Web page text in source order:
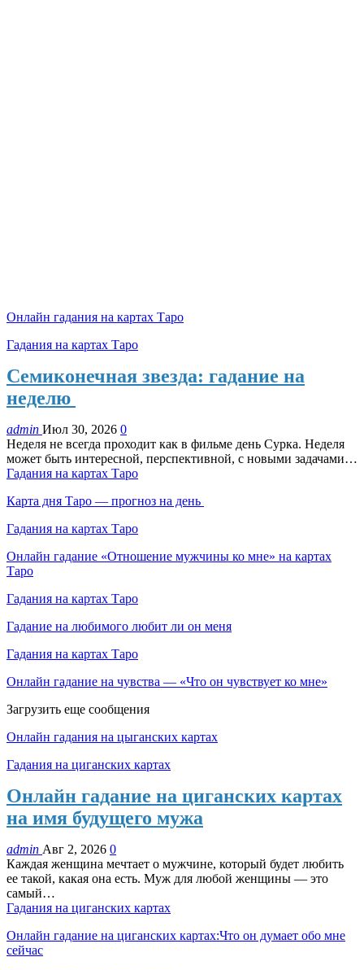
Онлайн гадания на картах Таро
Гадания на картах Таро
Семиконечная звезда: гадание на
неделю
admin Июл 30, 2026 0
Неделя не всегда проходит как в фильме день Сурка. Неделя
может быть интересной, перспективной, с новыми задачами…
Гадания на картах Таро
Карта дня Таро — прогноз на день
Гадания на картах Таро
Онлайн гадание «Отношение мужчины ко мне» на картах
Таро
Гадания на картах Таро
Гадание на любимого любит ли он меня
Гадания на картах Таро
Онлайн гадание на чувства — «Что он чувствует ко мне»
Загрузить еще сообщения
Онлайн гадания на цыганских картах
Гадания на циганских картах
Онлайн гадание на циганских картах
на имя будущего мужа
admin Авг 2, 2026 0
Каждая женщина мечтает о мужчине, который будет любить
ее такой, какая она есть. Муж для любой женщины — это
самый…
Гадания на циганских картах
Онлайн гадание на циганских картах:Что он думает обо мне
сейчас